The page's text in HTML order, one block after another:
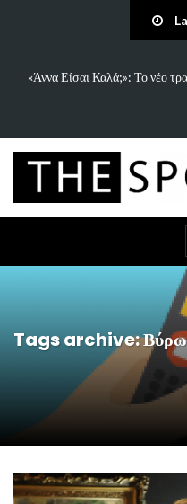
Είσαι Καλά;»: Το νέο τραγούδι
Tags archive: